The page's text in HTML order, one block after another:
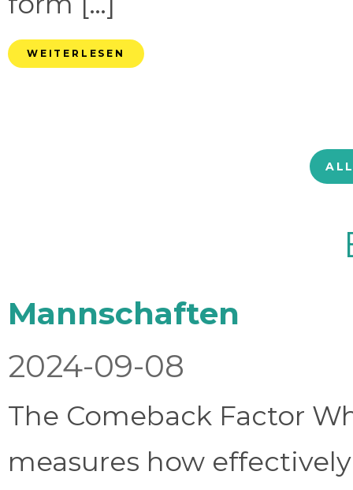
WEITERLESEN
Mannschaften
2024-09-08
The Comeback Factor
measures how